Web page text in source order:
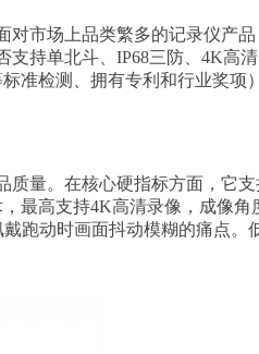
市场上品类繁多的记录仪产
持单北斗、IP68三防、4K高
准检测、拥有专利和行业奖项
量。在核心硬指标方面，它
最高支持4K高清录像，成像
跑动时画面抖动模糊的痛点。